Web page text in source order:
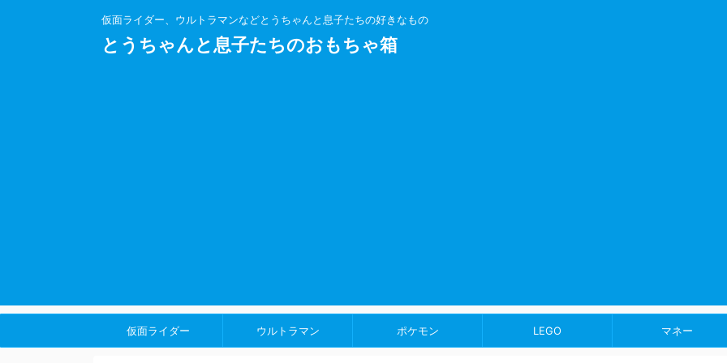
仮面ライダー、ウルトラマンなどとうちゃんと息子たちの好きなもの
とうちゃんと息子たちのおもちゃ箱
仮面ライダー ウルトラマン ポケモン LEGO マネー